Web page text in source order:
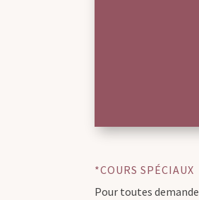
*COURS SPÉCIAUX
Pour toutes